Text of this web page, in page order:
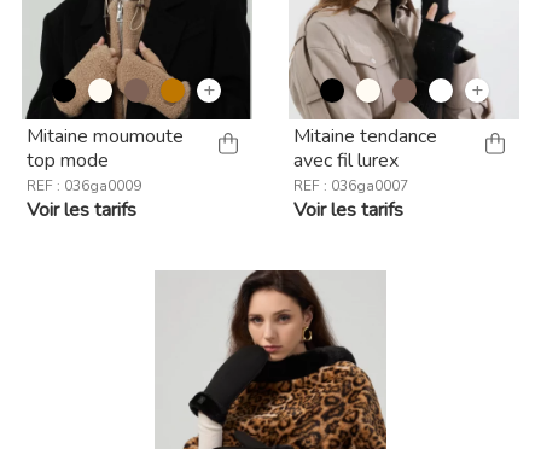
+
Mitaine moumoute
top mode
REF : 036ga0009
Voir les tarifs
+
Mitaine tendance
avec fil lurex
REF : 036ga0007
Voir les tarifs